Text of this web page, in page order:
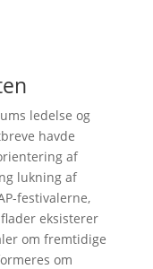
ledelse og
havde
af
lukning af
festivalerne,
eksisterer
om fremtidige
om